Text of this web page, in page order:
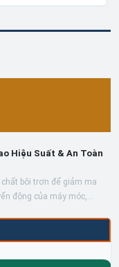
Hiệu Suất & An Toàn
bôi trơn để giảm ma
động của máy móc,